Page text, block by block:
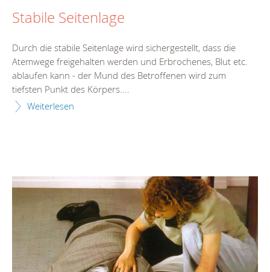
Stabile Seitenlage
Durch die stabile Seitenlage wird sichergestellt, dass die
Atemwege freigehalten werden und Erbrochenes, Blut etc.
ablaufen kann - der Mund des Betroffenen wird zum
tiefsten Punkt des Körpers....
Weiterlesen